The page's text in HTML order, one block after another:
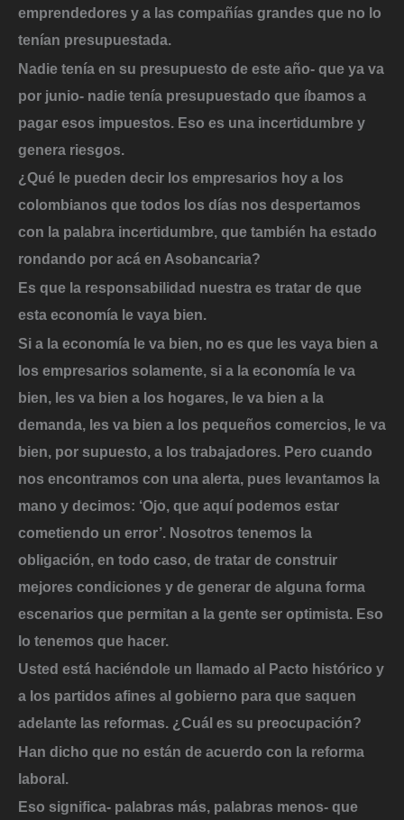
emprendedores y a las compañías grandes que no lo
tenían presupuestada.
Nadie tenía en su presupuesto de este año- que ya va
por junio- nadie tenía presupuestado que íbamos a
pagar esos impuestos. Eso es una incertidumbre y
genera riesgos.
¿Qué le pueden decir los empresarios hoy a los
colombianos que todos los días nos despertamos
con la palabra incertidumbre, que también ha estado
rondando por acá en Asobancaria?
Es que la responsabilidad nuestra es tratar de que
esta economía le vaya bien.
Si a la economía le va bien, no es que les vaya bien a
los empresarios solamente, si a la economía le va
bien, les va bien a los hogares, le va bien a la
demanda, les va bien a los pequeños comercios, le va
bien, por supuesto, a los trabajadores. Pero cuando
nos encontramos con una alerta, pues levantamos la
mano y decimos: ‘Ojo, que aquí podemos estar
cometiendo un error’. Nosotros tenemos la
obligación, en todo caso, de tratar de construir
mejores condiciones y de generar de alguna forma
escenarios que permitan a la gente ser optimista. Eso
lo tenemos que hacer.
Usted está haciéndole un llamado al Pacto histórico y
a los partidos afines al gobierno para que saquen
adelante las reformas. ¿Cuál es su preocupación?
Han dicho que no están de acuerdo con la reforma
laboral.
Eso significa- palabras más, palabras menos- que